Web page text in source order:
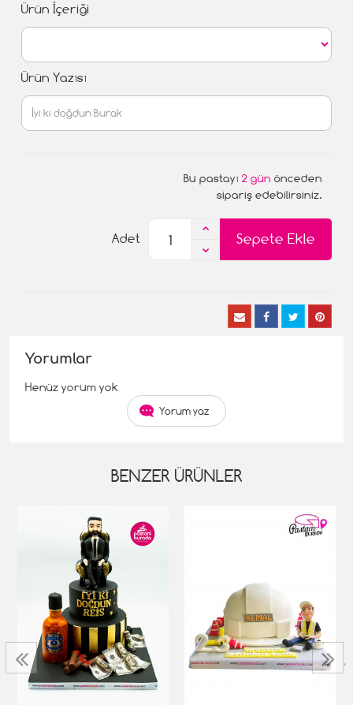
Ürün İçeriği
Ürün Yazısı
Bu pastayı 2 gün önceden
sipariş edebilirsiniz.
Sepete Ekle
Adet
Yorumlar
Henüz yorum yok
Yorum yaz
BENZER ÜRÜNLER
›